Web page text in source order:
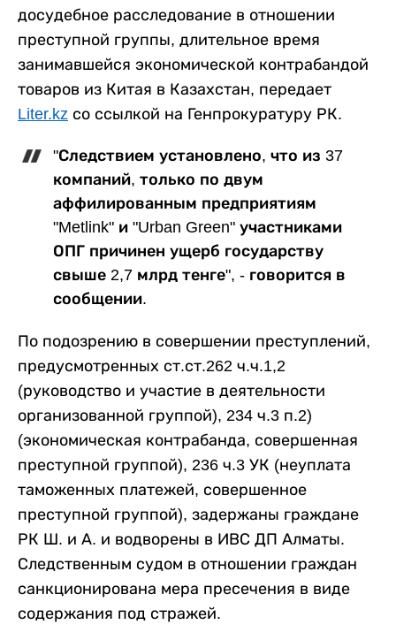
досудебное расследование в отношении
преступной группы, длительное время
занимавшейся экономической контрабандой
товаров из Китая в Казахстан, передает
Liter.kz со ссылкой на Генпрокуратуру РК.
"Следствием установлено, что из 37
компаний, только по двум
аффилированным предприятиям
"Metlink" и "Urban Green" участниками
ОПГ причинен ущерб государству
свыше 2,7 млрд тенге", - говорится в
сообщении.
По подозрению в совершении преступлений,
предусмотренных ст.ст.262 ч.ч.1,2
(руководство и участие в деятельности
организованной группой), 234 ч.3 п.2)
(экономическая контрабанда, совершенная
преступной группой), 236 ч.3 УК (неуплата
таможенных платежей, совершенное
преступной группой), задержаны граждане
РК Ш. и А. и водворены в ИВС ДП Алматы.
Следственным судом в отношении граждан
санкционирована мера пресечения в виде
содержания под стражей.